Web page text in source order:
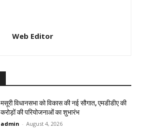
Web Editor
मसूरी विधानसभा को विकास की नई सौगात, एमडीडीए की
करोड़ों की परियोजनाओं का शुभारंभ
admin - August 4, 2026